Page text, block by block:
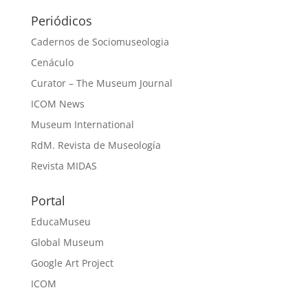
Periódicos
Cadernos de Sociomuseologia
Cenáculo
Curator – The Museum Journal
ICOM News
Museum International
RdM. Revista de Museología
Revista MIDAS
Portal
EducaMuseu
Global Museum
Google Art Project
ICOM